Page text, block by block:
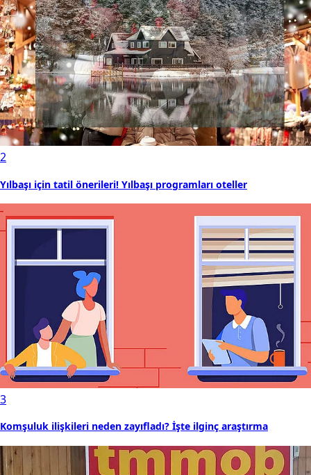
2
Yılbaşı için tatil önerileri! Yılbaşı programları oteller
3
Komşuluk ilişkileri neden zayıfladı? İşte ilginç araştırma